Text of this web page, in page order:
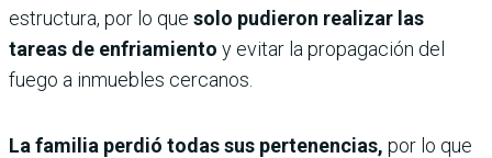
estructura, por lo que solo pudieron realizar las
tareas de enfriamiento y evitar la propagación del
fuego a inmuebles cercanos.
La familia perdió todas sus pertenencias, por lo que